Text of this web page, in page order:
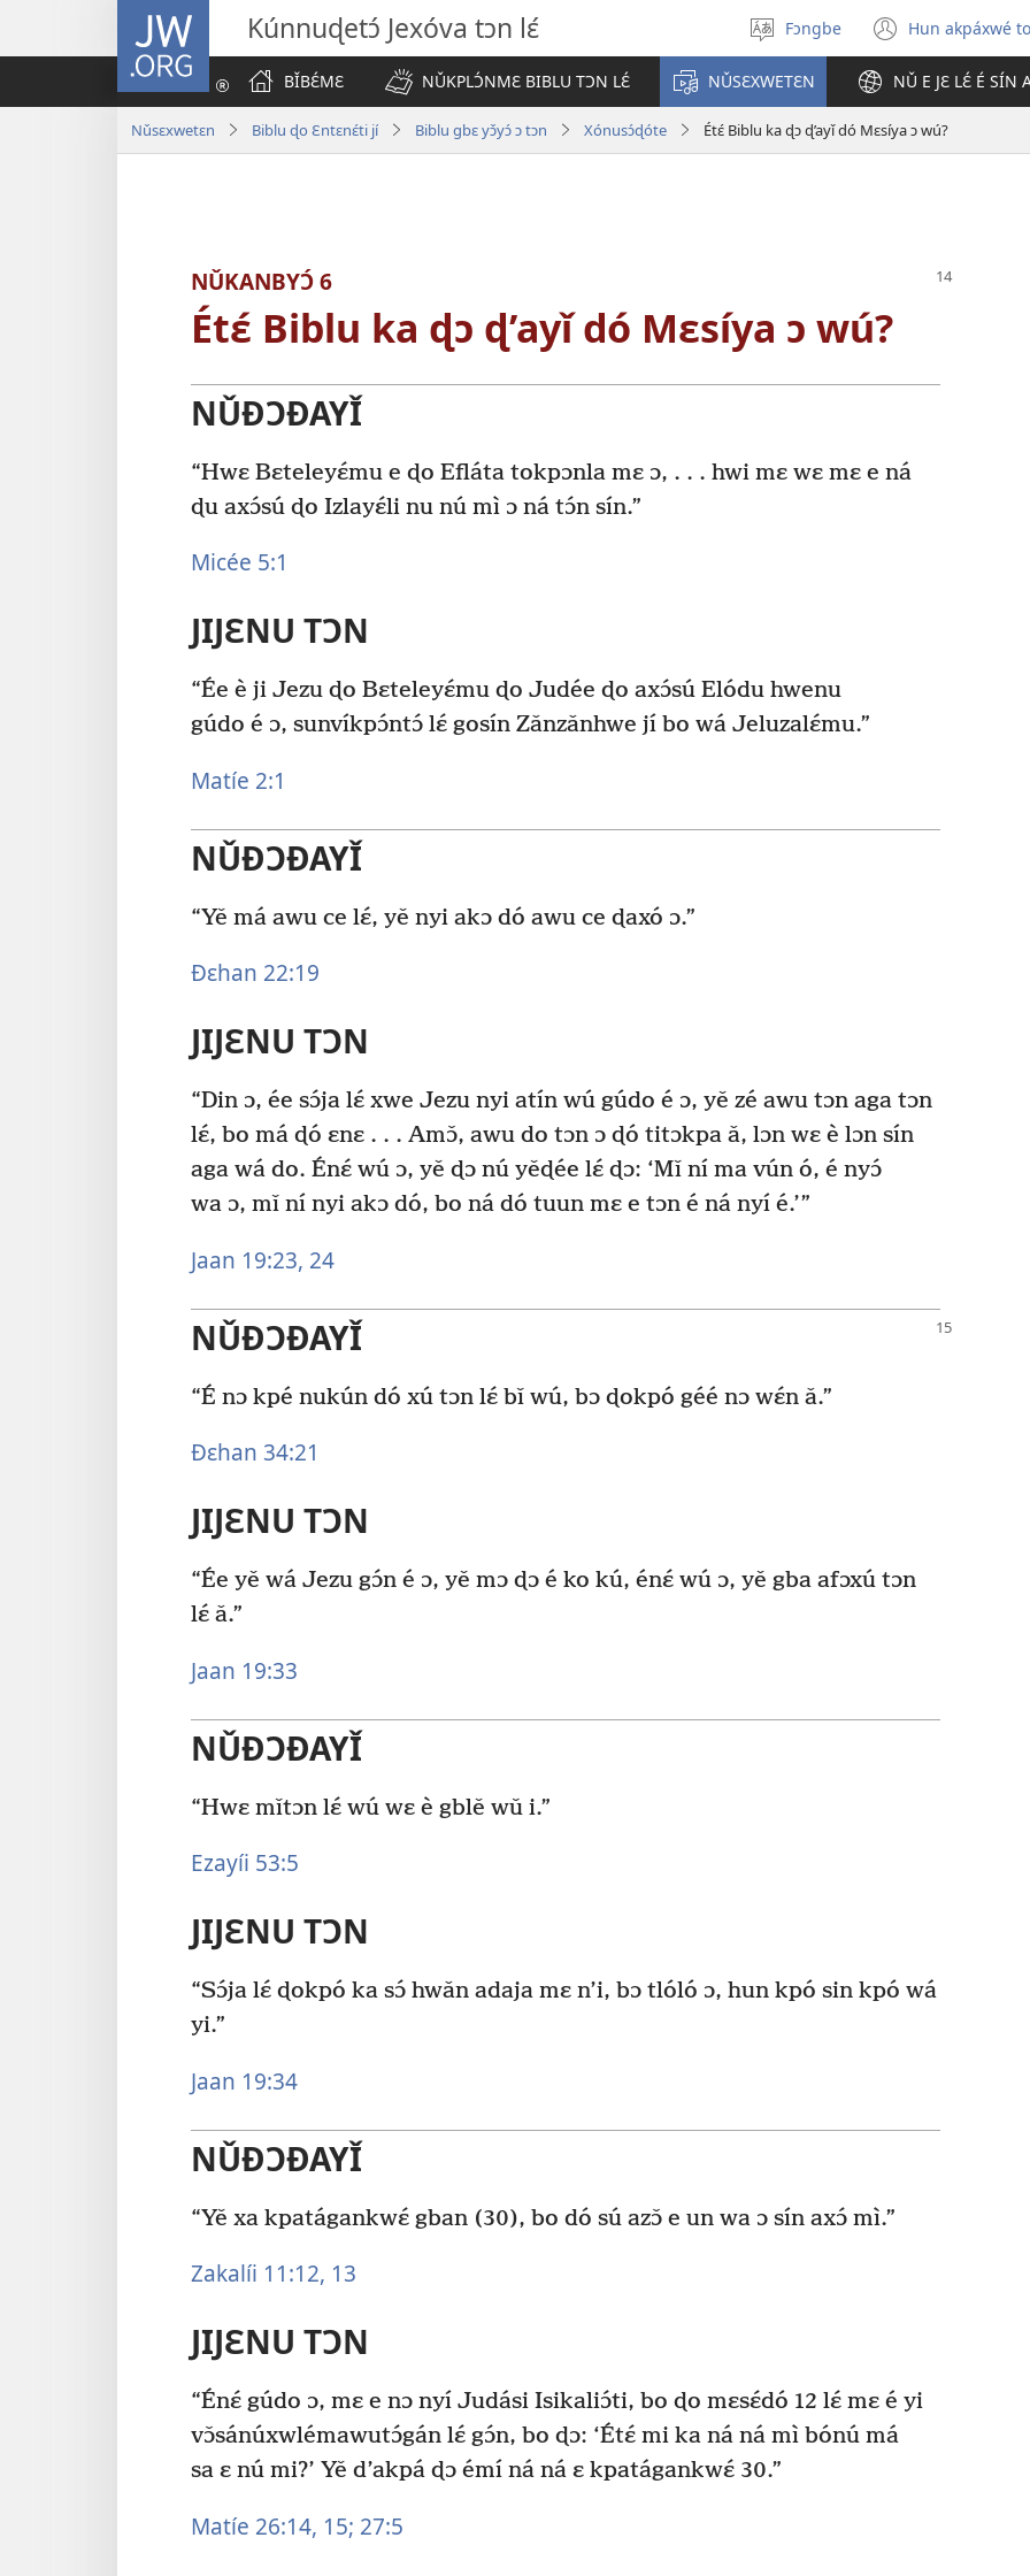
JW.ORG Kúnnuɖetɔ́ Jexóva tɔn lɛ́
Sɔ́
gbe
ɖokpó
Fɔngbe Hun akpáxwé
(opens
new
window)
BǏBƐ́MƐ
NǓKPLƆ́NMƐ BIBLU TƆN LƐ́ NǓSƐXWETƐN NǓ E JƐ LƐ́ É SÍN
Nǔsɛxwetɛn Biblu ɖo Ɛntɛnɛ́ti jí Biblu gbɛ yɔ̌yɔ́ ɔ tɔn Xónusɔ́ɖóte Étɛ́ Biblu ka ɖɔ ɖ’ayǐ dó Mɛsíya ɔ wú?
NǓKANBYƆ́ 6
Étɛ́ Biblu ka ɖɔ ɖ’ayǐ dó Mɛsíya ɔ wú?
NǓÐƆÐAYǏ
“Hwɛ Bɛteleyɛ́mu e ɖo Efláta tokpɔnla mɛ ɔ, . . . hwi mɛ wɛ mɛ e ná
ɖu axɔ́sú ɖo Izlayɛ́li nu nú mì ɔ ná tɔ́n sín.”
Micée 5:1
JIJƐNU TƆN
“Ée è ji Jezu ɖo Bɛteleyɛ́mu ɖo Judée ɖo axɔ́sú Elódu hwenu
gúdo é ɔ, sunvíkpɔ́ntɔ́ lɛ́ gosín Zǎnzǎnhwe jí bo wá Jeluzalɛ́mu.”
Matíe 2:1
NǓÐƆÐAYǏ
“Yě má awu ce lɛ́, yě nyi akɔ dó awu ce ɖaxó ɔ.”
Ðɛhan 22:19
JIJƐNU TƆN
“Din ɔ, ée sɔ́ja lɛ́ xwe Jezu nyi atín wú gúdo é ɔ, yě zé awu tɔn aga tɔn
lɛ́, bo má ɖó ɛnɛ . . . Amɔ̌, awu do tɔn ɔ ɖó titɔkpa ǎ, lɔn wɛ è lɔn sín
aga wá do. Énɛ́ wú ɔ, yě ɖɔ nú yěɖée lɛ́ ɖɔ: ‘Mǐ ní ma vún ó, é nyɔ́
wa ɔ, mǐ ní nyi akɔ dó, bo ná dó tuun mɛ e tɔn é ná nyí é.’”
Jaan 19:23, 24
NǓÐƆÐAYǏ
“É nɔ kpé nukún dó xú tɔn lɛ́ bǐ wú, bɔ ɖokpó géé nɔ wɛ́n ǎ.”
Ðɛhan 34:21
JIJƐNU TƆN
“Ée yě wá Jezu gɔ́n é ɔ, yě mɔ ɖɔ é ko kú, énɛ́ wú ɔ, yě gba afɔxú tɔn
lɛ́ ǎ.”
Jaan 19:33
NǓÐƆÐAYǏ
“Hwɛ mǐtɔn lɛ́ wú wɛ è gblě wǔ i.”
Ezayíi 53:5
JIJƐNU TƆN
“Sɔ́ja lɛ́ ɖokpó ka sɔ́ hwǎn adaja mɛ n’i, bɔ tlóló ɔ, hun kpó sin kpó wá
yi.”
Jaan 19:34
NǓÐƆÐAYǏ
“Yě xa kpatágankwɛ́ gban (30), bo dó sú azɔ̌ e un wa ɔ sín axɔ́ mì.”
Zakalíi 11:12, 13
JIJƐNU TƆN
“Énɛ́ gúdo ɔ, mɛ e nɔ nyí Judási Isikaliɔ́ti, bo ɖo mɛsɛ́dó 12 lɛ́ mɛ é yi
vɔ̌sánúxwlémawutɔ́gán lɛ́ gɔ́n, bo ɖɔ: ‘Étɛ́ mi ka ná ná mì bónú má
sa ɛ nú mi?’ Yě d’akpá ɖɔ émí ná ná ɛ kpatágankwɛ́ 30.”
Matíe 26:14, 15; 27:5